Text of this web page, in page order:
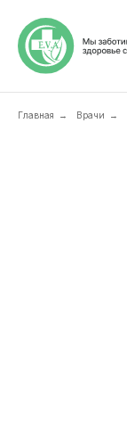
Главная → Врачи →